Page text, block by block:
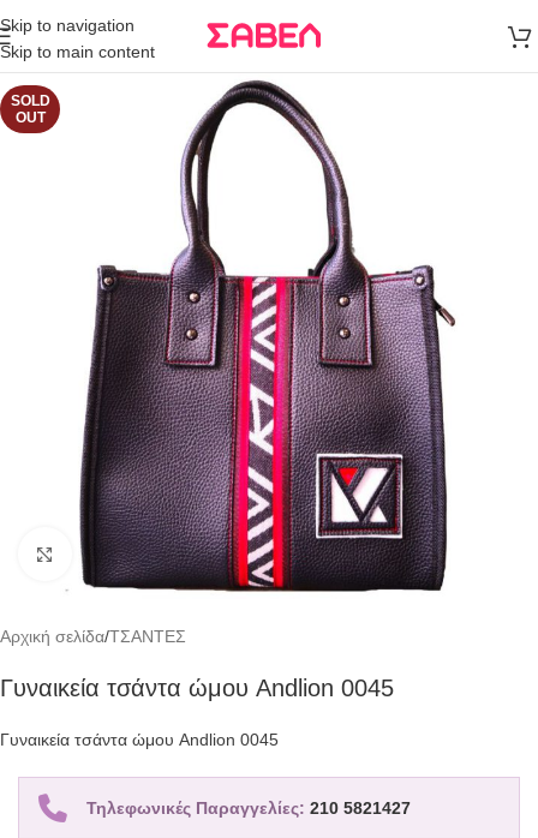
Skip to navigation
Skip to main content
άνω των 80€
Παραγγελία
SOLD
OUT
Click to enlarge
Αρχική σελίδα/ΤΣΑΝΤΕΣ
Γυναικεία τσάντα ώμου Andlion 0045
Γυναικεία τσάντα ώμου Andlion 0045
Τηλεφωνικές Παραγγελίες: 210 5821427